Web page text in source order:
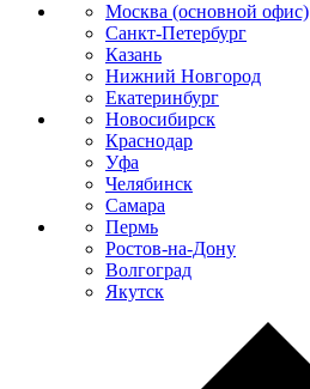
Москва (основной офис)
Санкт-Петербург
Казань
Нижний Новгород
Екатеринбург
Новосибирск
Краснодар
Уфа
Челябинск
Самара
Пермь
Ростов-на-Дону
Волгоград
Якутск